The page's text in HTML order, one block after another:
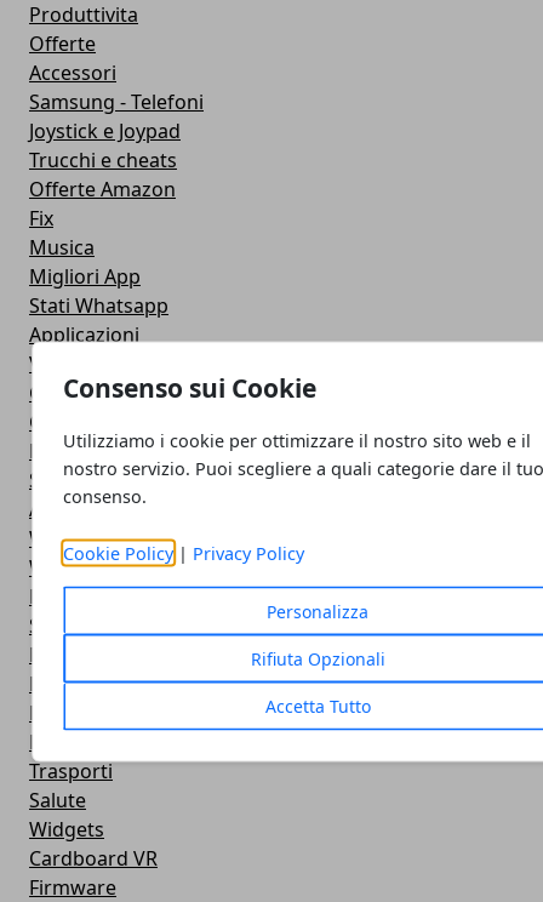
Consenso sui Cookie
Utilizziamo i cookie per ottimizzare il nostro sito web e il
nostro servizio. Puoi scegliere a quali categorie dare il
consenso.
Cookie Policy | Privacy Policy
Personalizza
Rifiuta Opzionali
Accetta Tutto
Produttivita
Offerte
Accessori
Samsung - Telefoni
Joystick e Joypad
Trucchi e cheats
Offerte Amazon
Fix
Musica
Migliori App
Stati Whatsapp
Applicazioni
Viaggi
Galaxy Note 5
Google Play
Fotografia
Stile di vita
Antivirus
Widget Orologio
Widget Meteo
Ricezione WiFi
Sport
Meteo
Rooting
Emulazione
Lg - Telefoni
Trasporti
Salute
Widgets
Cardboard VR
Firmware